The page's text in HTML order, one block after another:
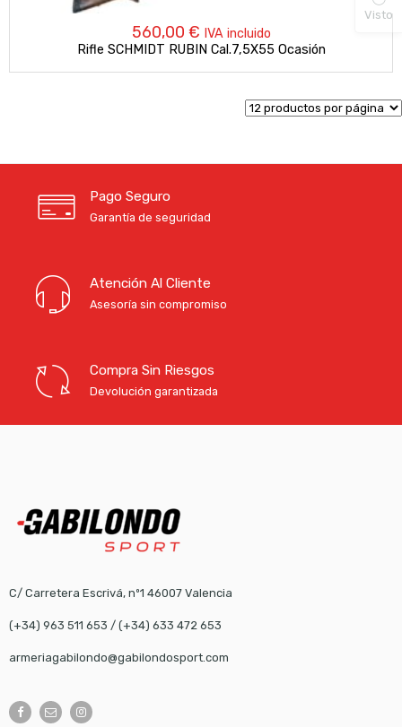
560,00 € IVA incluido
Rifle SCHMIDT RUBIN Cal.7,5X55 Ocasión
Pago Seguro
Garantía de seguridad
Atención Al Cliente
Asesoría sin compromiso
Compra Sin Riesgos
Devolución garantizada
C/ Carretera Escrivá, nº1 46007 Valencia
(+34) 963 511 653 / (+34) 633 472 653
armeriagabilondo@gabilondosport.com
Visto